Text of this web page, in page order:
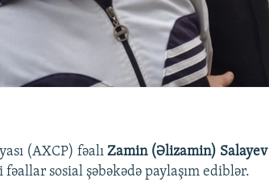
(AXCP) fəalı Zamin (Əlizamin) Salayev
fəallar sosial şəbəkədə paylaşım ediblər.